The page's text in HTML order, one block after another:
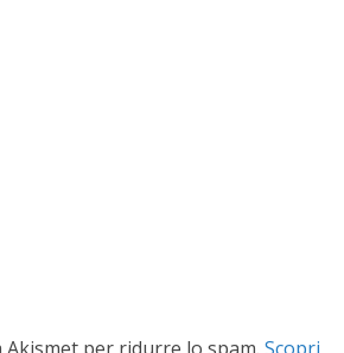
per ridurre lo spam. Scopri